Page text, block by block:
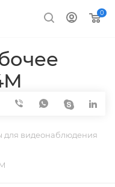
0
для видеонаблюдения